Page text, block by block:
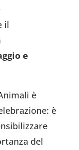
il
e
è
è
del